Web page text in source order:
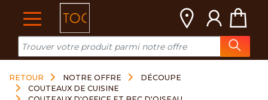
RETOUR NOTRE OFFRE
DÉCOUPE
COUTEAUX DE CUISINE
Cookies management panel